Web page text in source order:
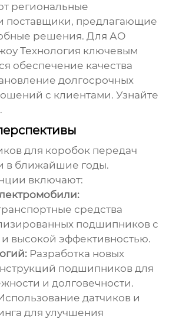
региональные
поставщики, предлагающие
решения. Для АО
Технология ключевым
обеспечение качества
долгосрочных
с клиентами. Узнайте
.
для коробок передач
в ближайшие годы.
включают:
средства
подшипников с
высокой эффективностью.
Разработка новых
подшипников для
и долговечности.
датчиков и
для улучшения